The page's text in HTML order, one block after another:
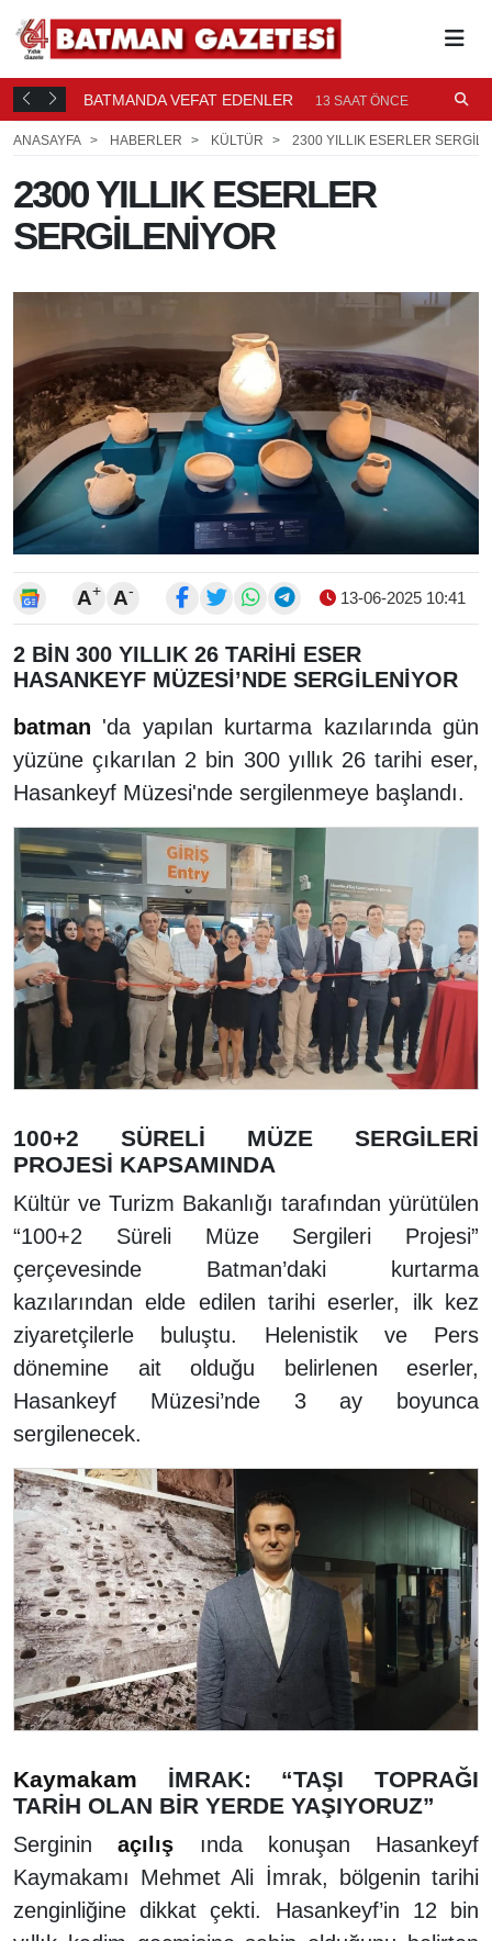
BATMANDA VEFAT EDENLER 13 SAAT ÖNCE
ANASAYFA HABERLER KÜLTÜR 2300 YILLIK ESERLER
2300 YILLIK ESERLER
SERGİLENİYOR
A+ A- 13-06-2025 10:41
2 BİN 300 YILLIK 26 TARİHİ ESER
HASANKEYF MÜZESİ’NDE SERGİLENİYOR
batman 'da yapılan kurtarma kazılarında gün
yüzüne çıkarılan 2 bin 300 yıllık 26 tarihi eser,
Hasankeyf Müzesi'nde sergilenmeye başlandı.
100+2 SÜRELİ MÜZE SERGİLERİ
PROJESİ KAPSAMINDA
Kültür ve Turizm Bakanlığı tarafından yürütülen
“100+2 Süreli Müze Sergileri Projesi”
çerçevesinde Batman’daki kurtarma
kazılarından elde edilen tarihi eserler, ilk kez
ziyaretçilerle buluştu. Helenistik ve Pers
dönemine ait olduğu belirlenen eserler,
Hasankeyf Müzesi’nde 3 ay boyunca
sergilenecek.
Kaymakam İMRAK: “TAŞI TOPRAĞI
TARİH OLAN BİR YERDE YAŞIYORUZ”
Sergininaçılış ında konuşan Hasankeyf
Kaymakamı Mehmet Ali İmrak, bölgenin tarihi
zenginliğine dikkat çekti. Hasankeyf’in 12 bin